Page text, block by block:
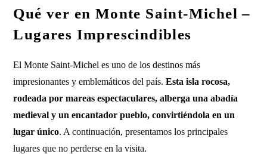
Qué ver en Monte Saint-Michel –
Lugares Imprescindibles
El Monte Saint-Michel es uno de los destinos más
impresionantes y emblemáticos del país.Esta isla rocosa,
rodeada por mareas espectaculares, alberga una abadía
medieval y un encantador pueblo, convirtiéndola en un
lugar único. A continuación, presentamos los principales
lugares que no perderse en la visita.